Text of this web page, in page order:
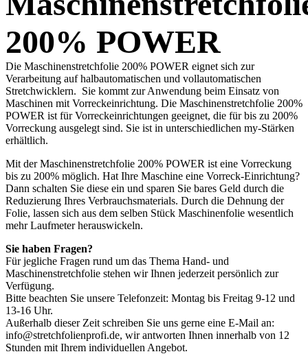
200% POWER
Die Maschinenstretchfolie 200% POWER eignet sich zur
Verarbeitung auf halbautomatischen und vollautomatischen
Stretchwicklern. Sie kommt zur Anwendung beim Einsatz von
Maschinen mit Vorreckeinrichtung. Die Maschinenstretchfolie 200%
POWER ist für Vorreckeinrichtungen geeignet, die für bis zu 200%
Vorreckung ausgelegt sind. Sie ist in unterschiedlichen my-Stärken
erhältlich.
Mit der Maschinenstretchfolie 200% POWER ist eine Vorreckung
bis zu 200% möglich. Hat Ihre Maschine eine Vorreck-Einrichtung?
Dann schalten Sie diese ein und sparen Sie bares Geld durch die
Reduzierung Ihres Verbrauchsmaterials. Durch die Dehnung der
Folie, lassen sich aus dem selben Stück Maschinenfolie wesentlich
mehr Laufmeter herauswickeln.
Sie haben Fragen?
Für jegliche Fragen rund um das Thema Hand- und
Maschinenstretchfolie stehen wir Ihnen jederzeit persönlich zur
Verfügung.
Bitte beachten Sie unsere Telefonzeit: Montag bis Freitag 9-12 und
13-16 Uhr.
Außerhalb dieser Zeit schreiben Sie uns gerne eine E-Mail an:
info@stretchfolienprofi.de, wir antworten Ihnen innerhalb von 12
Stunden mit Ihrem individuellen Angebot.